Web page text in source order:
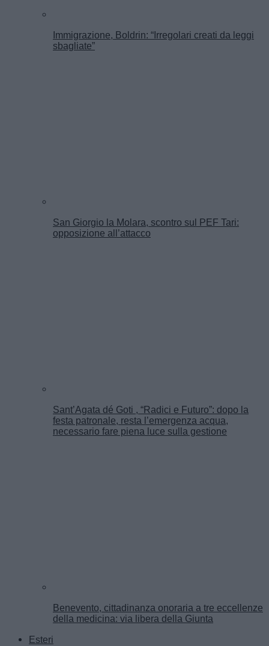
Immigrazione, Boldrin: “Irregolari creati da leggi
sbagliate”
San Giorgio la Molara, scontro sul PEF Tari:
opposizione all’attacco
Sant’Agata dé Goti , “Radici e Futuro”: dopo la
festa patronale, resta l’emergenza acqua,
necessario fare piena luce sulla gestione
Benevento, cittadinanza onoraria a tre eccellenze
della medicina: via libera della Giunta
Esteri